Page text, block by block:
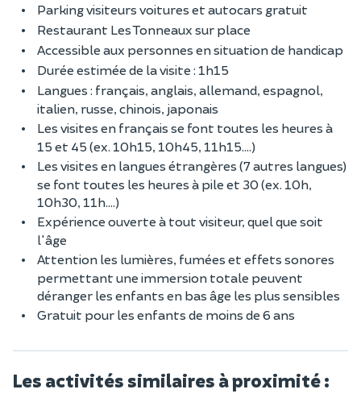
Parking visiteurs voitures et autocars gratuit
Restaurant Les Tonneaux sur place
Accessible aux personnes en situation de handicap
Durée estimée de la visite : 1h15
Langues : français, anglais, allemand, espagnol,
italien, russe, chinois, japonais
Les visites en français se font toutes les heures à
15 et 45 (ex. 10h15, 10h45, 11h15....)
Les visites en langues étrangères (7 autres langues)
se font toutes les heures à pile et 30 (ex. 10h,
10h30, 11h....)
Expérience ouverte à tout visiteur, quel que soit
l'âge
Attention les lumières, fumées et effets sonores
permettant une immersion totale peuvent
déranger les enfants en bas âge les plus sensibles
Gratuit pour les enfants de moins de 6 ans
Les activités similaires à proximité :